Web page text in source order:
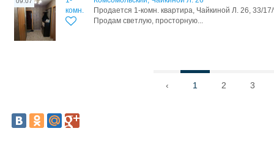
комн.
Продается 1-комн. квартира, Чайкиной Л. 26, 33/
Продам светлую, просторную...
‹ 1 2 3